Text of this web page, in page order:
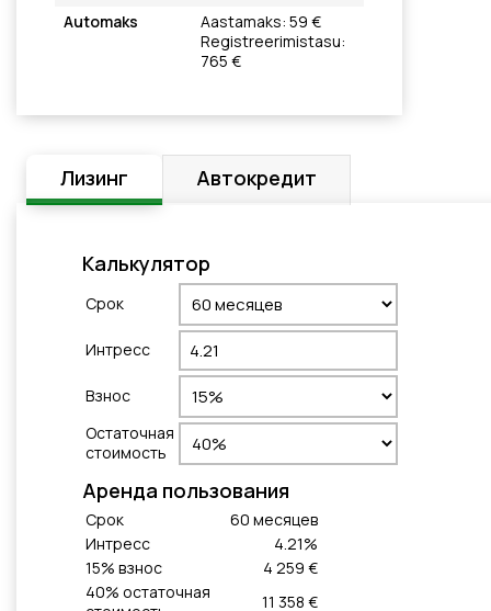
Automaks
Aastamaks: 59 €
Registreerimistasu:
765 €
Лизинг Автокредит
Калькулятор
Cрок
Интресс
Взнос
Остаточная
стоимость
Aренда пользования
Cрок 60 месяцeв
Интресс
4.21%
15% взнос
4 259 €
40% остаточная
11 358 €